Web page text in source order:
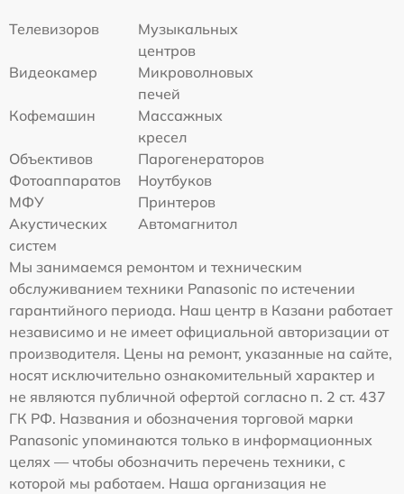
Телевизоров
Музыкальных
центров
Видеокамер
Микроволновых
печей
Кофемашин
Массажных
кресел
Объективов
Парогенераторов
Фотоаппаратов
Ноутбуков
МФУ
Принтеров
Акустических
систем
Автомагнитол
Мы занимаемся ремонтом и техническим
обслуживанием техники Panasonic по истечении
гарантийного периода. Наш центр в Казани работает
независимо и не имеет официальной авторизации от
производителя. Цены на ремонт, указанные на сайте,
носят исключительно ознакомительный характер и
не являются публичной офертой согласно п. 2 ст. 437
ГК РФ. Названия и обозначения торговой марки
Panasonic упоминаются только в информационных
целях — чтобы обозначить перечень техники, с
которой мы работаем. Наша организация не